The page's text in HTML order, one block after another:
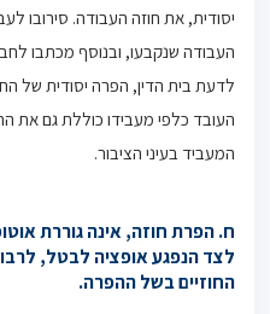
יסודית, את חוזה העבודה. סירובו
העבודה שנקבעו, ובנוסף מכתבו
לדעת בית הדין, הפרה יסודית של
העובד כלפי מעבידו כוללת גם את
המעביד בעיני הציבור.
ח. הפרת חוזה, אינה גוררת
לצד הנפגע אופציה לבטל,
החוזיים בשל ההפרה.